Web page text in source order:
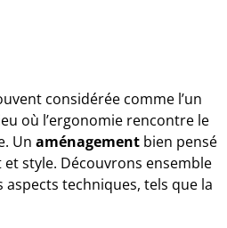
considérée comme l’un
où l’ergonomie rencontre le
Un aménagement bien pensé
style. Découvrons ensemble
techniques, tels que la